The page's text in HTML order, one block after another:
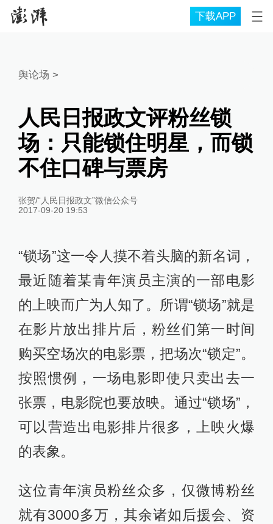
下载APP
舆论场 >
人民日报政文评粉丝锁
场：只能锁住明星，而锁
不住口碑与票房
张贺/“人民日报政文”微信公众号
2017-09-20 19:53
“锁场”这一令人摸不着头脑的新名词，
最近随着某青年演员主演的一部电影
的上映而广为人知了。所谓“锁场”就是
在影片放出排片后，粉丝们第一时间
购买空场次的电影票，把场次“锁定”。
按照惯例，一场电影即使只卖出去一
张票，电影院也要放映。通过“锁场”，
可以营造出电影排片很多，上映火爆
的表象。
这位青年演员粉丝众多，仅微博粉丝
就有3000多万，其余诸如后援会、资